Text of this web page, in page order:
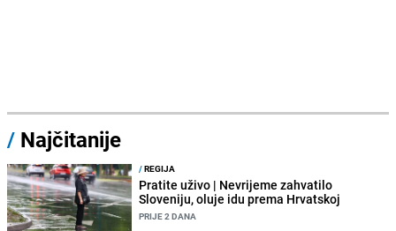
/ Najčitanije
/REGIJA
Pratite uživo | Nevrijeme zahvatilo
Sloveniju, oluje idu prema Hrvatskoj
PRIJE 2 DANA